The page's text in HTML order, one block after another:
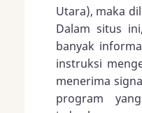
Utara), maka
Dalam situs
banyak
instruksi
menerima
program